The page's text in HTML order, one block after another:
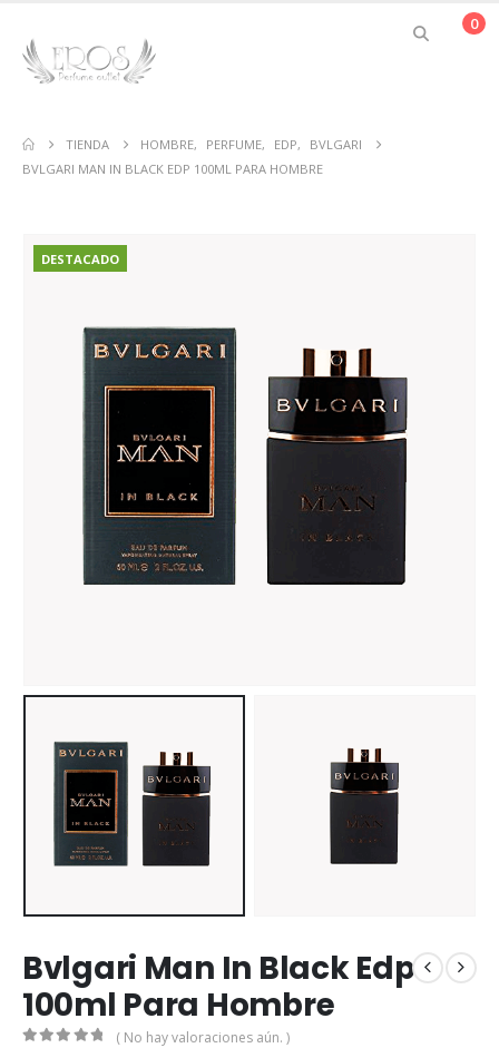
0
TIENDA HOMBRE, PERFUME, EDP,
BVLGARI
BVLGARI MAN IN BLACK EDP 100ML PARA HOMBRE
DESTACADO
Bvlgari Man In Black Edp
100ml Para Hombre
( No hay valoraciones aún. )